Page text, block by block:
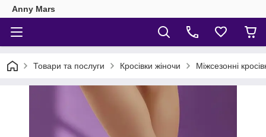
Anny Mars
Товари та послуги Кросівки жіночи Міжсезонні